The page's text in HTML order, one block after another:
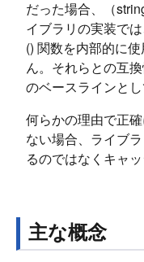
だった場合、（
イブラリの実装で
() 関数を内部的に
ん。それらとの互
のベースラインとし
何らかの理由で正
ない場合、ライブ
るのではなくキャ
主な概念